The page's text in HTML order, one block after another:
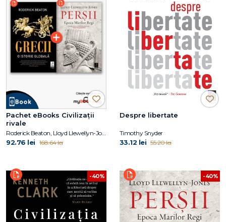
Pachet eBooks Civilizații
rivale
Roderick Beaton, Lloyd Llewellyn-Jones
92.76 lei 168.64 lei
Despre libertate
Timothy Snyder
33.12 lei 55.20 lei
-40% -40%